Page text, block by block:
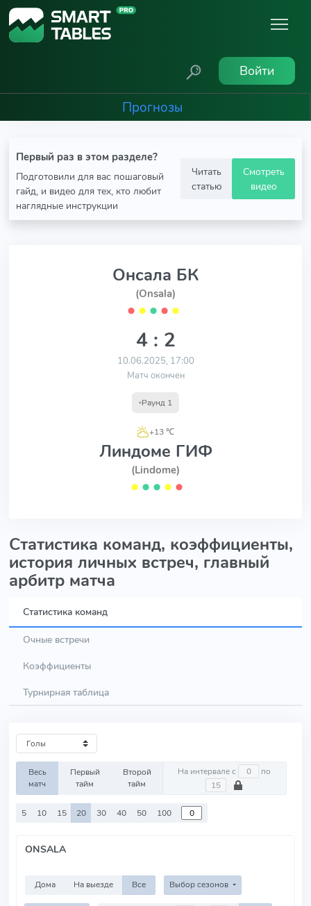
Войти
Прогнозы
Первый раз в этом разделе?
Подготовили для вас пошаговый
гайд, и видео для тех, кто любит
наглядные инструкции
Читать
статью
Смотреть
видео
Онсала БК
(Onsala)
⬤ ⬤ ⬤ ⬤ ⬤
4 : 2
10.06.2025, 17:00
Матч окончен
Раунд 1
+13 ℃
Линдоме ГИФ
(Lindome)
⬤ ⬤ ⬤ ⬤ ⬤
Статистика команд, коэффициенты,
история личных встреч, главный
арбитр матча
Статистика команд
Очные встречи
Коэффициенты
Турнирная таблица
Весь
матч
Первый
тайм
Второй
тайм
На интервале с по
5 10 15 20 30 40 50 100
ONSALA
Дома На выезде Все Выбор сезонов